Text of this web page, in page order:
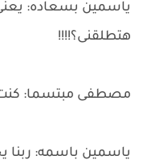
ياسمين بسعاده:
هتطلقنى؟!!!!
مصطفى مبتسما:
ياسمين باسمه: